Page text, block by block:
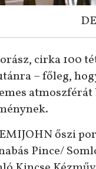
cirka 100
– főleg,
őszi
Pince/